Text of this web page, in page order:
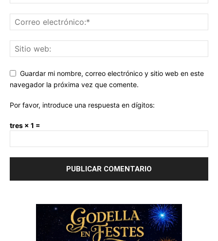
Guardar mi nombre, correo electrónico y sitio web en este
navegador la próxima vez que comente.
Por favor, introduce una respuesta en dígitos:
tres × 1 =